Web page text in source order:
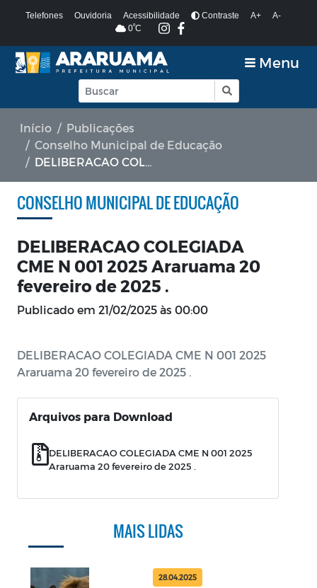
Telefones Ouvidoria Acessibilidade Contraste A+
A-
0ºC
Menu
Início
Publicações
Conselho Municipal de Educação
DELIBERACAO COLEGIADA CME N 001 2025 Araruama 20 fevereiro de 2025 .
CONSELHO MUNICIPAL DE EDUCAÇÃO
DELIBERACAO COLEGIADA
CME N 001 2025 Araruama 20
fevereiro de 2025 .
Publicado em 21/02/2025 às 00:00
DELIBERACAO COLEGIADA CME N 001 2025
Araruama 20 fevereiro de 2025 .
Arquivos para Download
DELIBERACAO COLEGIADA CME N 001 2025
Araruama 20 fevereiro de 2025 .
MAIS LIDAS
28.04.2025